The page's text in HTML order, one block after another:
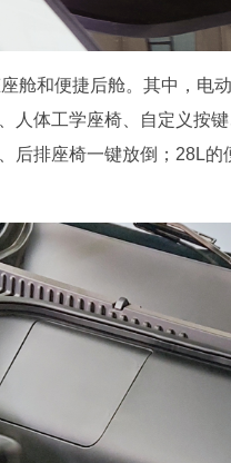
舱和便捷后舱。其中，
人体工学座椅、自定义按
后排座椅一键放倒；28L